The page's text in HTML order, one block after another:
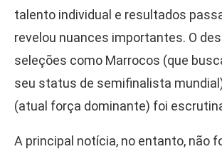
talento individual e resultados
revelou nuances importantes. O
seleções como Marrocos (que
seu status de semifinalista
(atual força dominante) foi
A principal notícia, no entanto, não